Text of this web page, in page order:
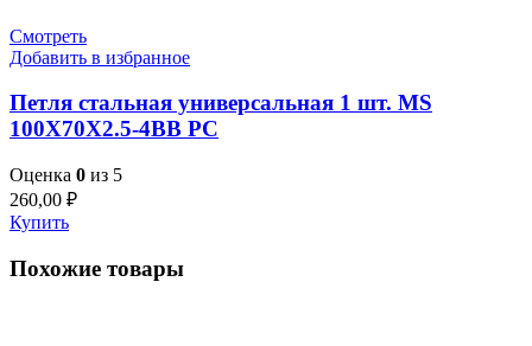
Смотреть
Добавить в избранное
Петля стальная универсальная 1 шт. MS
100X70X2.5-4BB PC
Оценка 0 из 5
260,00 ₽
Купить
Похожие товары